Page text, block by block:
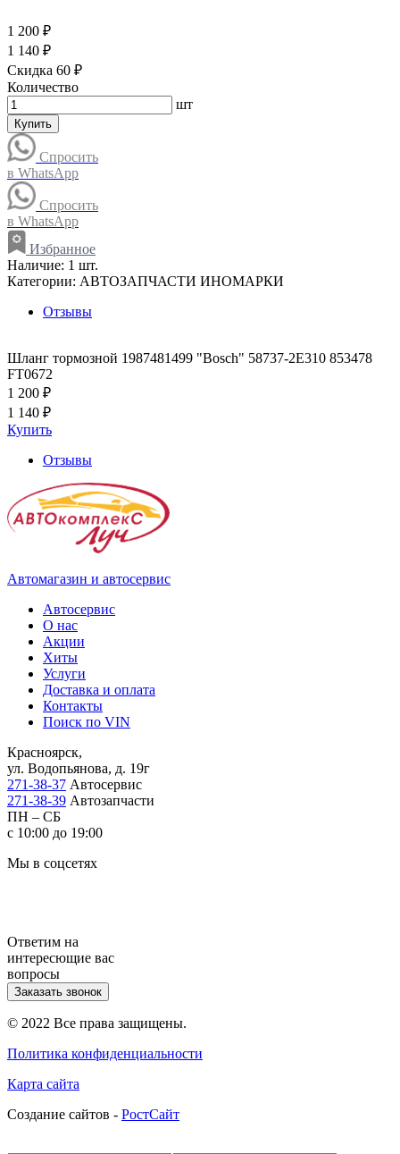
1 200 ₽
1 140 ₽
Скидка 60 ₽
Количество
шт
Купить
Спросить
в WhatsApp
Спросить
в WhatsApp
Избранное
Наличие: 1 шт.
Категории: АВТОЗАПЧАСТИ ИНОМАРКИ
Отзывы
Шланг тормозной 1987481499 "Bosch" 58737-2E310 853478
FT0672
1 200 ₽
1 140 ₽
Купить
Отзывы
Автомагазин и автосервис
Автосервис
О нас
Акции
Хиты
Услуги
Доставка и оплата
Контакты
Поиск по VIN
Красноярск,
ул. Водопьянова, д. 19г
271-38-37 Автосервис
271-38-39 Автозапчасти
ПН – СБ
с 10:00 до 19:00
Мы в соцсетях
Ответим на
интересющие вас
вопросы
Заказать звонок
© 2022 Все права защищены.
Политика конфиденциальности
Карта сайта
Cоздание сайтов - РостСайт